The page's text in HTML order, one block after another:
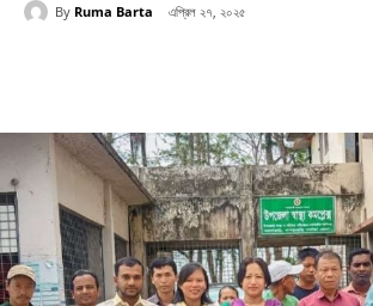
By Ruma Barta এপ্রিল ২৭, ২০২৫